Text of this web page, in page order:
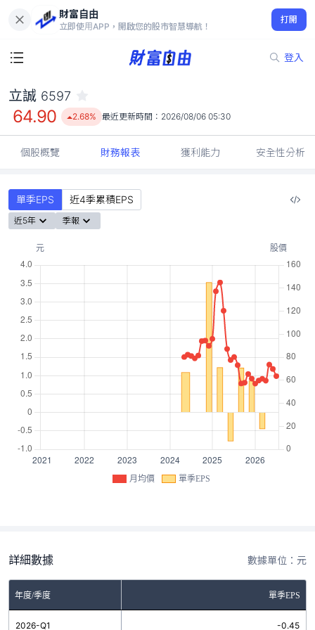
財富自由
立即使用APP，開啟您的股市智慧導航！
打開
登入
64.90
2.68%
立誠 6597
64.90 2.68% 最近更新時間： 2026/08/06 05:30
個股概覽 財務報表 獲利能力 安全性分析
單季EPS 近4季累積EPS
近5年 季報
月均價 單季EPS
詳細數據 數據單位：元
年度/季度 單季EPS
2026-Q1 -0.45